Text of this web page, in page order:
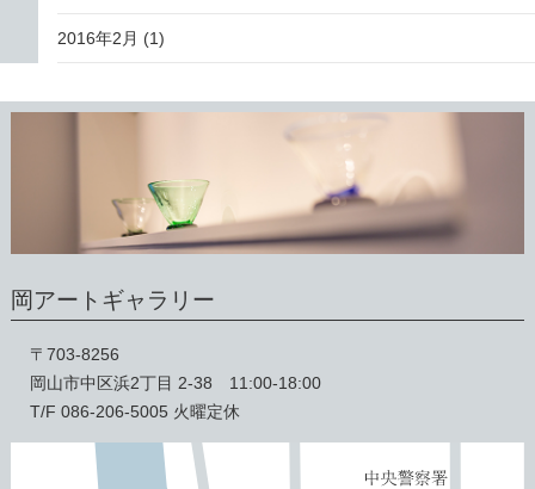
2016年2月 (1)
岡アートギャラリー
〒703-8256
岡山市中区浜2丁目 2-38 11:00-18:00
T/F 086-206-5005 火曜定休